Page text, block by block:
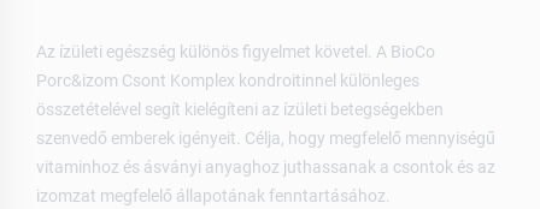
Az ízületi egészség különös figyelmet követel. A BioCo
Porc&izom Csont Komplex kondroitinnel különleges
összetételével segít kielégíteni az ízületi betegségekben
szenvedő emberek igényeit. Célja, hogy megfelelő mennyiségű
vitaminhoz és ásványi anyaghoz juthassanak a csontok és az
izomzat megfelelő állapotának fenntartásához.